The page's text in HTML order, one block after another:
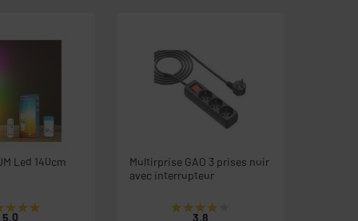
Led 140cm
5.0
Multirprise GAO 3 prises noir
avec interrupteur
★★★★★
★★★★★
3.8